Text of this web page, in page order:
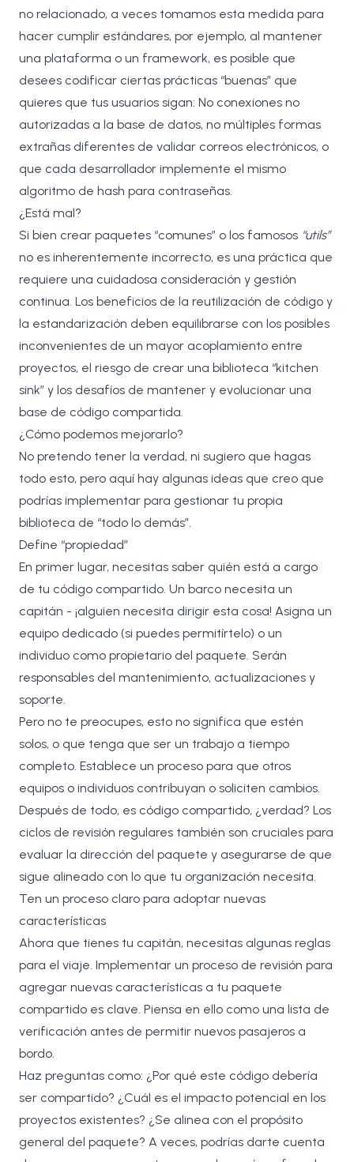
no relacionado, a veces tomamos esta medida para
hacer cumplir estándares, por ejemplo, al mantener
una plataforma o un framework, es posible que
desees codificar ciertas prácticas “buenas” que
quieres que tus usuarios sigan: No conexiones no
autorizadas a la base de datos, no múltiples formas
extrañas diferentes de validar correos electrónicos, o
que cada desarrollador implemente el mismo
algoritmo de hash para contraseñas.
¿Está mal?
Si bien crear paquetes “comunes” o los famosos “utils”
no es inherentemente incorrecto, es una práctica que
requiere una cuidadosa consideración y gestión
continua. Los beneficios de la reutilización de código y
la estandarización deben equilibrarse con los posibles
inconvenientes de un mayor acoplamiento entre
proyectos, el riesgo de crear una biblioteca “kitchen
sink” y los desafíos de mantener y evolucionar una
base de código compartida.
¿Cómo podemos mejorarlo?
No pretendo tener la verdad, ni sugiero que hagas
todo esto, pero aquí hay algunas ideas que creo que
podrías implementar para gestionar tu propia
biblioteca de “todo lo demás”.
Define “propiedad”
En primer lugar, necesitas saber quién está a cargo
de tu código compartido. Un barco necesita un
capitán - ¡alguien necesita dirigir esta cosa! Asigna un
equipo dedicado (si puedes permitírtelo) o un
individuo como propietario del paquete. Serán
responsables del mantenimiento, actualizaciones y
soporte.
Pero no te preocupes, esto no significa que estén
solos, o que tenga que ser un trabajo a tiempo
completo. Establece un proceso para que otros
equipos o individuos contribuyan o soliciten cambios.
Después de todo, es código compartido, ¿verdad? Los
ciclos de revisión regulares también son cruciales para
evaluar la dirección del paquete y asegurarse de que
sigue alineado con lo que tu organización necesita.
Ten un proceso claro para adoptar nuevas
características
Ahora que tienes tu capitán, necesitas algunas reglas
para el viaje. Implementar un proceso de revisión para
agregar nuevas características a tu paquete
compartido es clave. Piensa en ello como una lista de
verificación antes de permitir nuevos pasajeros a
bordo.
Haz preguntas como: ¿Por qué este código debería
ser compartido? ¿Cuál es el impacto potencial en los
proyectos existentes? ¿Se alinea con el propósito
general del paquete? A veces, podrías darte cuenta